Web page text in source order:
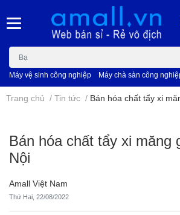
Máy vệ sinh công nghiệp Máy chà sàn công
Trang chủ / Tin tức / Bán hóa chất tẩy xi
Bán hóa chất tẩy xi măng
Nội
Amall Việt Nam
Thứ Hai, 22/08/2022